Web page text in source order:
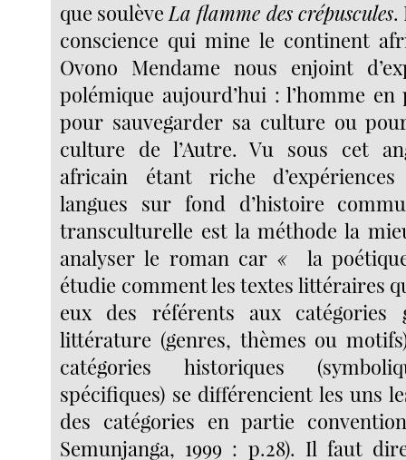
que soulève La flamme des crépuscules.
conscience qui mine le continent
Ovono Mendame nous enjoint
polémique aujourd’hui : l’homme
pour sauvegarder sa culture ou
culture de l’Autre. Vu sous cet
africain étant riche
langues sur fond d’histoire
transculturelle est la méthode la
analyser le roman car«
la
étudie comment les textes littéraires
eux des référents aux catégories
littérature (genres, thèmes ou
catégories historiques
spécifiques) se différencient les uns
des catégories en partie
Semunjanga, 1999 : p.28). Il faut